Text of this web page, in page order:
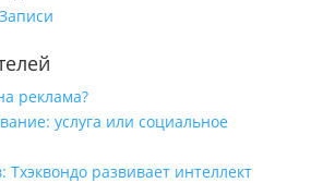
реклама?
услуга или социальное
развивает интеллект